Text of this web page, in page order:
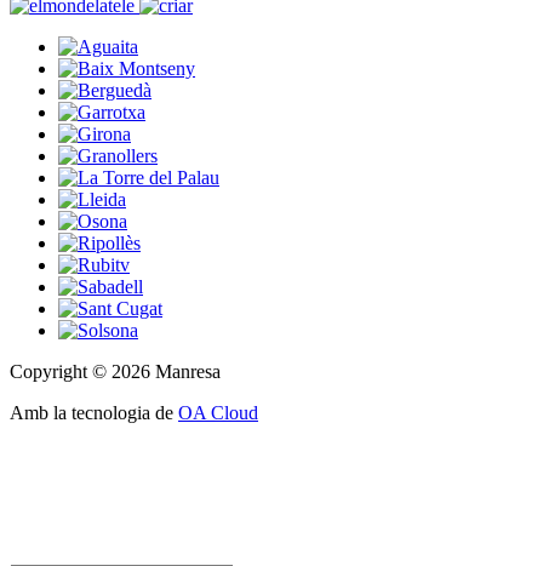
Copyright © 2026 Manresa
Amb la tecnologia de OA Cloud